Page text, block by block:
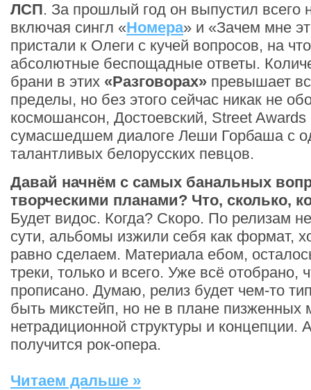
ЛСП. За прошлый год он выпустил всего
включая сингл «Номера» и «Зачем мне
пристали к Олеги с кучей вопросов, на
абсолютные беспощадные ответы.
брани в этих «Разговорах» превышает
пределы, но без этого сейчас никак не
космошансон, Достоевский, Street Awards
сумасшедшем диалоге Леши Горбаша с
талантливых белорусских певцов.
Давай начнём с самых банальных
творческими планами? Что, сколько,
Будет видос. Когда? Скоро. По релизам
сути, альбомы изжили себя как формат,
равно сделаем. Материала ебом,
треки, только и всего. Уже всё отобрано,
прописано. Думаю, релиз будет чем-то
быть микстейп, но не в плане пизженных
нетрадиционной структуры и концепции.
получится рок-опера.
Читаем дальше »